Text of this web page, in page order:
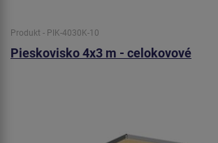
Produkt - PIK-4030K-10
Pieskovisko 4x3 m - celokovové